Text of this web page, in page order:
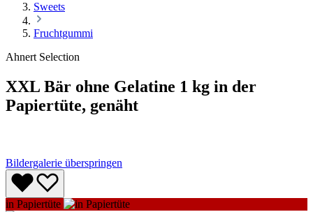
Sweets
Fruchtgummi
Ahnert Selection
XXL Bär ohne Gelatine 1 kg in der
Papiertüte, genäht
Bildergalerie überspringen
in Papiertüte